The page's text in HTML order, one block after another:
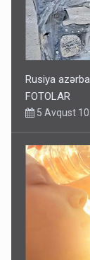
Rusiya
FOTOLAR
5 Avqust